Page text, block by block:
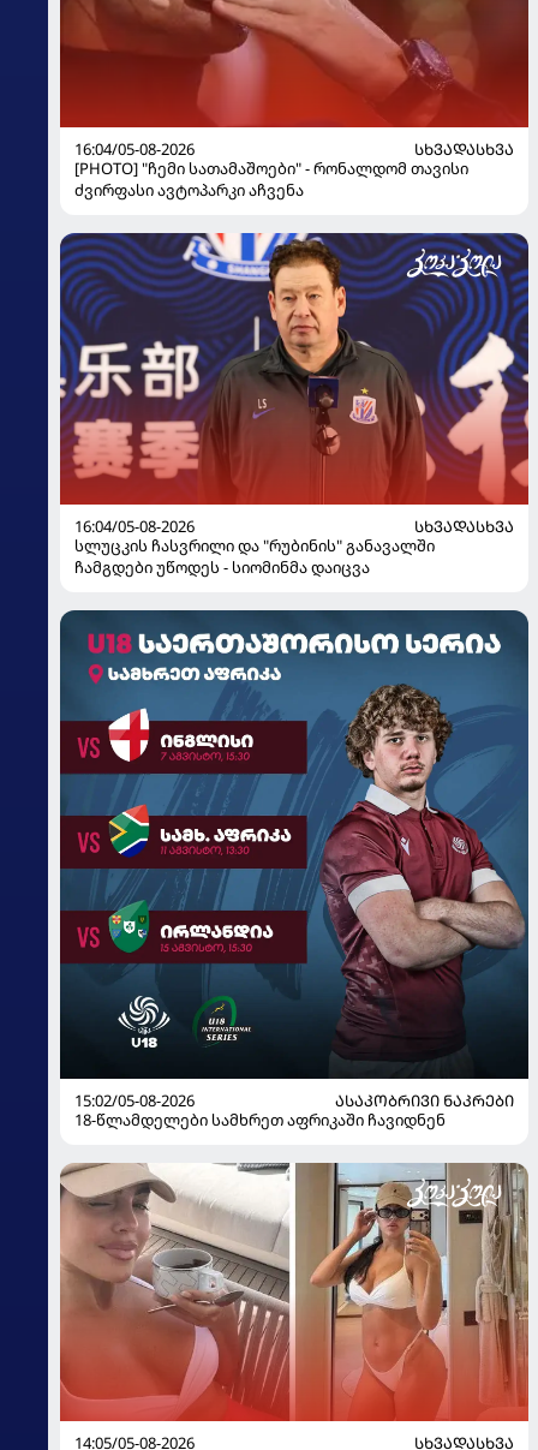
16:04/05-08-2026
ᲡᲮᲕᲐᲓᲐᲡᲮᲕᲐ
[PHOTO] "ჩემი სათამაშოები" - რონალდომ თავისი
ძვირფასი ავტოპარკი აჩვენა
16:04/05-08-2026
ᲡᲮᲕᲐᲓᲐᲡᲮᲕᲐ
სლუცკის ჩასვრილი და "რუბინის" განავალში
ჩამგდები უწოდეს - სიომინმა დაიცვა
15:02/05-08-2026
ᲐᲡᲐᲙᲝᲑᲠᲘᲕᲘ ᲜᲐᲙᲠᲔᲑᲘ
18-წლამდელები სამხრეთ აფრიკაში ჩავიდნენ
14:05/05-08-2026 ᲡᲮᲕᲐᲓᲐᲡᲮᲕᲐ